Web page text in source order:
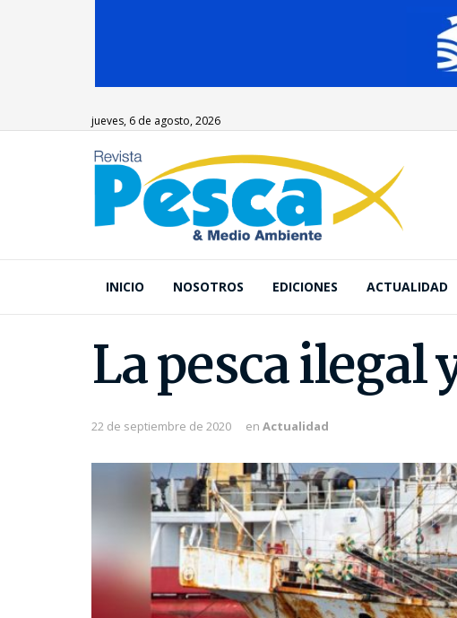
jueves, 6 de agosto, 2026
INICIO NOSOTROS EDICIONES ACTUALIDAD
La pesca
22 de septiembre de 2020 en Actualidad